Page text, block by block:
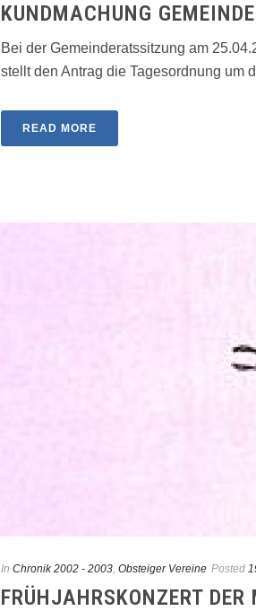
KUNDMACHUNG
Bei der Gemeinderatssitzung am
stellt den Antrag die Tagesordnung um
READ MORE
In Chronik 2002 - 2003, Obsteiger Vereine Posted
FRÜHJAHRSKONZERT